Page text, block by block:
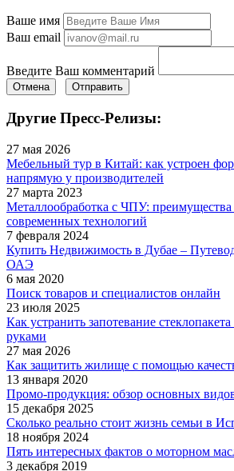
Ваше имя
Ваш email
Введите Ваш комментарий
Отмена Отправить
Другие Пресс-Релизы:
27 мая 2026
Мебельный тур в Китай: как устроен
напрямую у производителей
27 марта 2023
Металлообработка с ЧПУ:
современных технологий
7 февраля 2024
Купить Недвижимость в Дубае –
ОАЭ
6 мая 2020
Поиск товаров и специалистов онлайн
23 июля 2025
Как устранить запотевание
руками
27 мая 2026
Как защитить жилище с помощью
13 января 2020
Промо-продукция: обзор основных
15 декабря 2025
Сколько реально стоит жизнь семьи в
18 ноября 2024
Пять интересных фактов о моторном
3 декабря 2019